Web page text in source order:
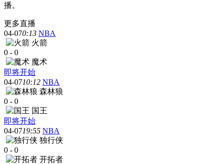
播。
更多直播
04-070:13 NBA
火箭
0 - 0
魔术
即将开始
04-0710:12 NBA
森林狼
0 - 0
国王
即将开始
04-0719:55 NBA
独行侠
0 - 0
开拓者